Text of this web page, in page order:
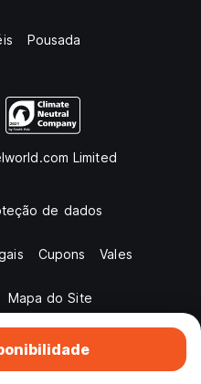
Pousada
Limited
de dados
Cupons Vales
Mapa do Site